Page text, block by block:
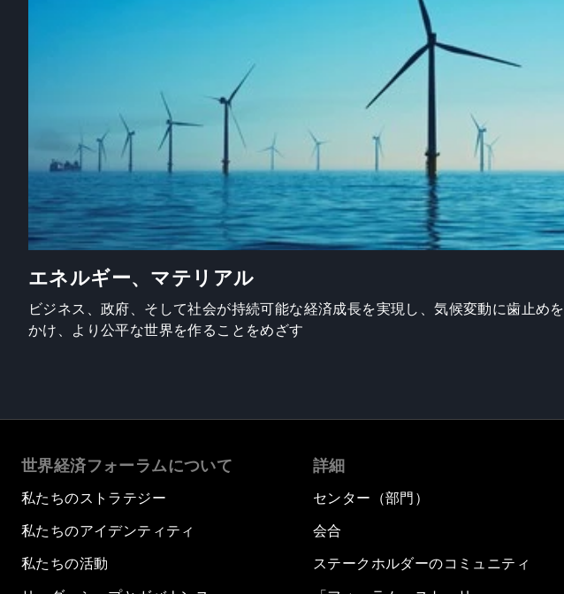
エネルギー、マテリアル
ビジネス、政府、そして社会が持続可能な経済成長を実現し、気候変動に歯止めを
かけ、より公平な世界を作ることをめざす
世界経済フォーラムについて
私たちのストラテジー
私たちのアイデンティティ
私たちの活動
詳細
センター（部門）
会合
ステークホルダーのコミュニティ